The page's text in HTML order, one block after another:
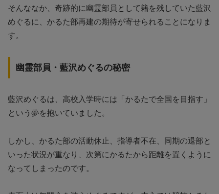
そんななか、奇跡的に幽霊部員として籍を残していた藍沢
めぐるに、かるた部再建の期待が寄せられることになりま
す。
幽霊部員・藍沢めぐるの秘密
藍沢めぐるは、高校入学時には「かるたで全国を目指す」
という夢を抱いていました。
しかし、かるた部の活動休止、指導者不在、同期の退部と
いった状況が重なり、次第にかるたから距離を置くように
なってしまったのです。